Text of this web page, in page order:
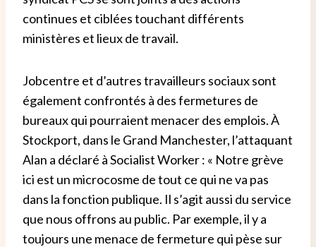
continues et ciblées touchant différents
ministères et lieux de travail.
Jobcentre et d’autres travailleurs sociaux sont
également confrontés à des fermetures de
bureaux qui pourraient menacer des emplois. À
Stockport, dans le Grand Manchester, l’attaquant
Alan a déclaré à Socialist Worker : « Notre grève
ici est un microcosme de tout ce qui ne va pas
dans la fonction publique. Il s’agit aussi du service
que nous offrons au public. Par exemple, il y a
toujours une menace de fermeture qui pèse sur